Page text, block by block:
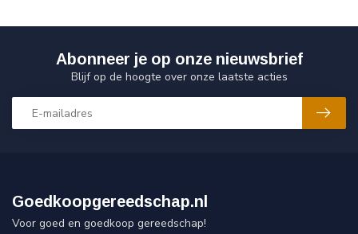
Abonneer je op onze nieuwsbrief
Blijf op de hoogte over onze laatste acties
Goedkoopgereedschap.nl
Voor goed en goedkoop gereedschap!